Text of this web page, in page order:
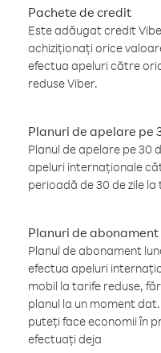
Pachete de credit
Este adăugat credit
achiziționați orice
efectua apeluri către
reduse Viber.
Planuri de apelare pe
Planul de apelare pe 30
apeluri internaționale
perioadă de 30 de zile
Planuri de
Planul de abonament
efectua apeluri
mobil la tarife reduse,
planul la un moment
puteți face economii în
efectuați deja